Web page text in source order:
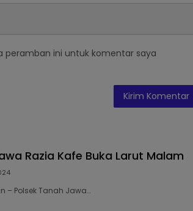
peramban ini untuk komentar saya
Razia Kafe Buka Larut Malam
– Polsek Tanah Jawa…